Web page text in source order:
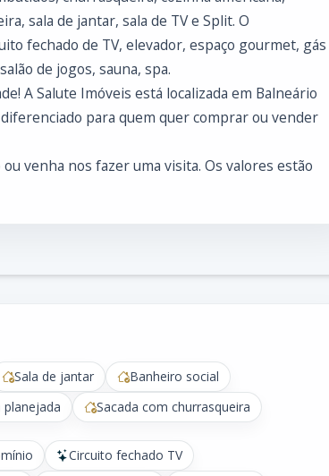
sala de jantar, sala de TV e Split. O
fechado de TV, elevador, espaço gourmet, gás
de jogos, sauna, spa.
A Salute Imóveis está localizada em Balneário
para quem quer comprar ou vender
venha nos fazer uma visita. Os valores estão
Sala de jantar
Banheiro social
planejada Sacada com churrasqueira
Circuito fechado TV